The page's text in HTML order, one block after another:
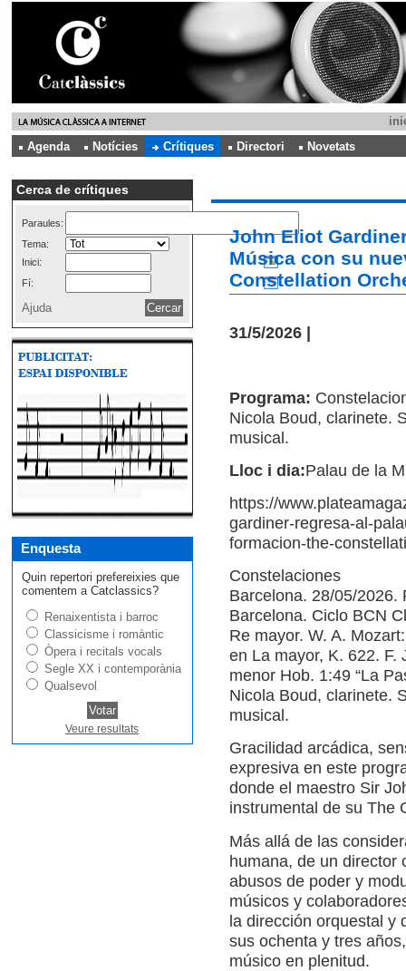
Agenda
Notícies Crítiques Directori Novetats
Cerca de crítiques
Paraules:
Tema:
Inici:
Fí:
Ajuda
Enquesta
Quin repertori prefereixies que
comentem a Catclassics?
Renaixentista i barroc
Classicisme i romàntic
Òpera i recitals vocals
Segle XX i contemporània
Qualsevol
Veure resultats
John Eliot
Música con su
Constellation
31/5/2026 |
Programa:
Nicola Boud, clarinete.
musical.
Lloc i dia:Palau de la
https://
gardiner-regresa-al-
formacion-the-
Constelaciones
Barcelona. 28/05/2026.
Barcelona. Ciclo BCN
Re mayor. W. A.
en La mayor, K. 622. F.
menor Hob. 1:49 “La
Nicola Boud, clarinete.
musical.
Gracilidad arcádica,
expresiva en este
donde el maestro Sir
instrumental de su The
Más allá de las
humana, de un director
abusos de poder y
músicos y
la dirección orquestal y
sus ochenta y tres
músico en plenitud.